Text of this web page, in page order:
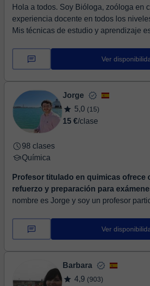
Hola a todos. Soy Bióloga, zoóloga en concreto. Tengo
experiencia docente en todos los
Mis técnicas de estudio y aprendizaje
Ver
Jorge
5,0 (15)
15 €/clase
98 clases
Química
Profesor titulado en quimicas ofrece
refuerzo y preparación para
nombre es Jorge y soy un profesor
y trabajando en el sector priv...
Ver
Barbara
4,9 (903)